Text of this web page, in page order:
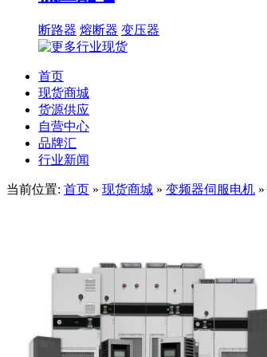
断路器 熔断器 变压器
首页
现货商城
货源供应
自营中心
品牌汇
行业新闻
当前位置: 首页 » 现货商城 » 变频器伺服电机 »